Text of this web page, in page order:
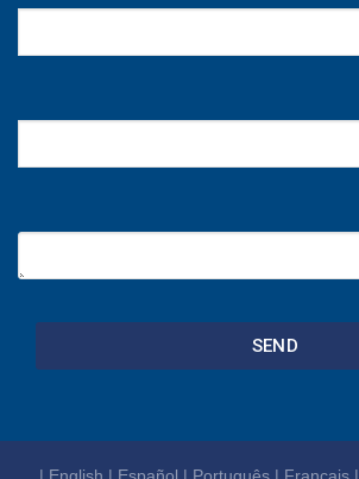
SEND
English | Español | Português| Français|
|